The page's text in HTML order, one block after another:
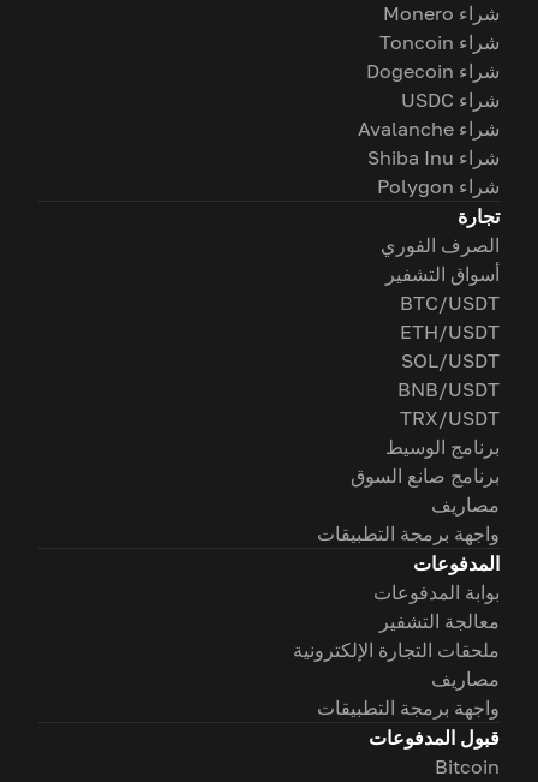
شراء Monero
شراء Toncoin
شراء Dogecoin
شراء USDC
شراء Avalanche
شراء Shiba Inu
شراء Polygon
تجارة
الصرف الفوري
أسواق التشفير
BTC/USDT
ETH/USDT
SOL/USDT
BNB/USDT
TRX/USDT
برنامج الوسيط
برنامج صانع السوق
مصاريف
واجهة برمجة التطبيقات
المدفوعات
بوابة المدفوعات
معالجة التشفير
ملحقات التجارة الإلكترونية
مصاريف
واجهة برمجة التطبيقات
قبول المدفوعات
Bitcoin